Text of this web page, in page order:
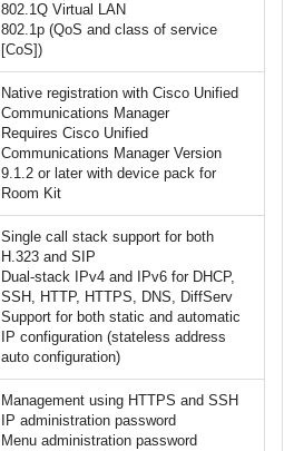
802.1Q Virtual LAN
802.1p (QoS and class of service
[CoS])
Native registration with Cisco Unified
Communications Manager
Requires Cisco Unified
Communications Manager Version
9.1.2 or later with device pack for
Room Kit
Single call stack support for both
H.323 and SIP
Dual-stack IPv4 and IPv6 for DHCP,
SSH, HTTP, HTTPS, DNS, DiffServ
Support for both static and automatic
IP configuration (stateless address
auto configuration)
Management using HTTPS and SSH
IP administration password
Menu administration password